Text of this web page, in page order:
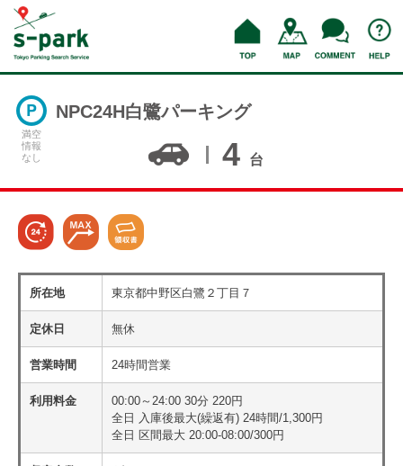
満空
情報
なし
NPC24H白鷺パーキング
4 台
所在地 東京都中野区白鷺２丁目７
定休日 無休
営業時間 24時間営業
利用料金
00:00～24:00 30分 220円
全日 入庫後最大(繰返有) 24時間/1,300円
全日 区間最大 20:00-08:00/300円